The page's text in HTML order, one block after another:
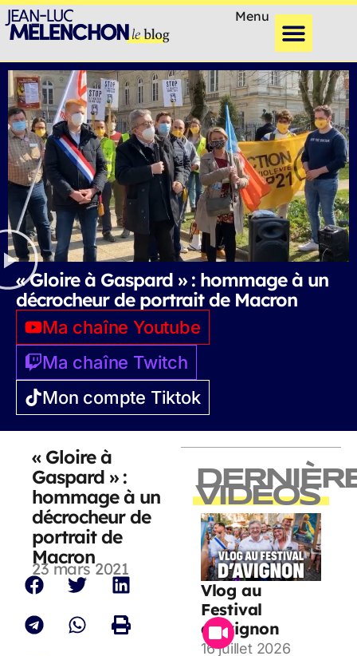
Menu
« Gloire à Gaspard » : hommage à un
décrocheur de portrait de Macron
Ma chaîne Youtube
Ma chaîne Twitch
Mon compte Tiktok
« Gloire à
Gaspard » :
hommage à un
décrocheur de
portrait de
Macron
23 mars 2021
VIDEOS
Vlog au
Festival
d’Avignon
16 juillet 2026